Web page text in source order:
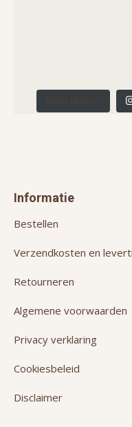
Meer laden...
Informatie
Bestellen
Verzendkosten en
Retourneren
Algemene voorwaarden
Privacy verklaring
Cookiesbeleid
Disclaimer